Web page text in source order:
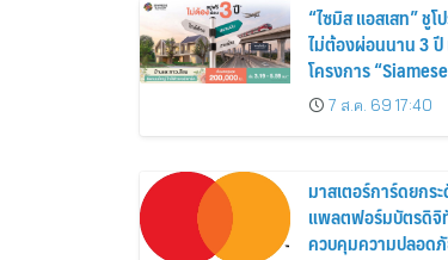
“ไซมิส แอสเสท” ชู
ไม่ต้องผ่อนนาน 3 ปี
โครงการ
Siamese
ส่วนลดและสิทธิพิเศษ
7 ส.ค. 69 17:40
มาสเตอร์การ์ดยกร
แพลตฟอร์มบัตรดิจิ
ควบคุมความปลอด